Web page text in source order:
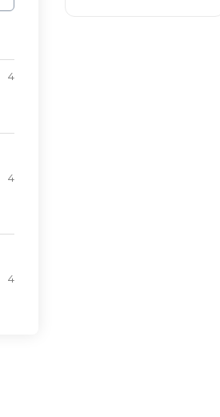
4
4
4